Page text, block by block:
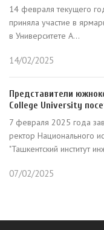
14 февраля текущего
приняла участие в
в Университете А...
14/02/2025
Представители
College University
7 февраля 2025 года
ректор Национального
"Ташкентский институт
07/02/2025